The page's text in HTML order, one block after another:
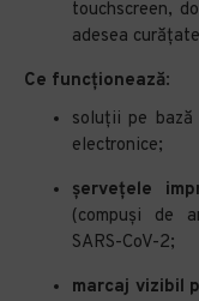
touchscreen,
adesea
Ce funcționează:
soluții pe bază
electronice;
șervețele
(compuși de
SARS-CoV-2;
marcaj vizibil